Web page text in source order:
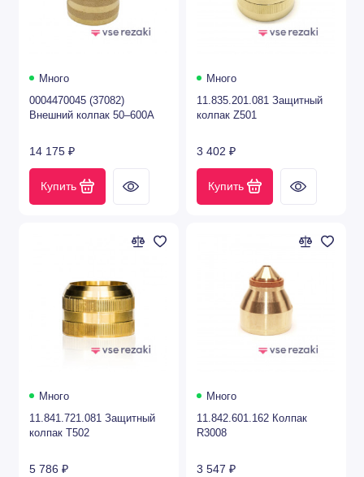
Водяные трубки (плазменная резка)
Наконечники (сварка)
Показать все
Много
0004470045 (37082)
Внешний колпак 50–600А
14 175 ₽
Купить
Много
11.835.201.081 Защитный
колпак Z501
3 402 ₽
Купить
Много
11.841.721.081 Защитный
колпак T502
5 786 ₽
Много
11.842.601.162 Колпак
R3008
3 547 ₽